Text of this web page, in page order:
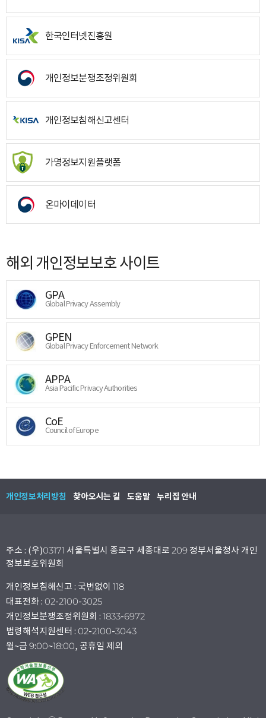
한국인터넷진흥원
개인정보분쟁조정위원회
개인정보침해신고센터
가명정보지원플랫폼
온마이데이터
해외 개인정보보호 사이트
GPA
Global Privacy Assembly
GPEN
Global Privacy Enforcement Network
APPA
Asia Pacific Privacy Authorities
CoE
Council of Europe
개인정보처리방침 찾아오시는 길 도움말 누리집 안내
주소 : (우)03171 서울특별시 종로구 세종대로 209 정부서울청사 개인
정보보호위원회
개인정보침해신고 : 국번없이 118
대표전화 : 02-2100-3025
개인정보분쟁조정위원회 : 1833-6972
법령해석지원센터 : 02-2100-3043
월~금 9:00~18:00, 공휴일 제외